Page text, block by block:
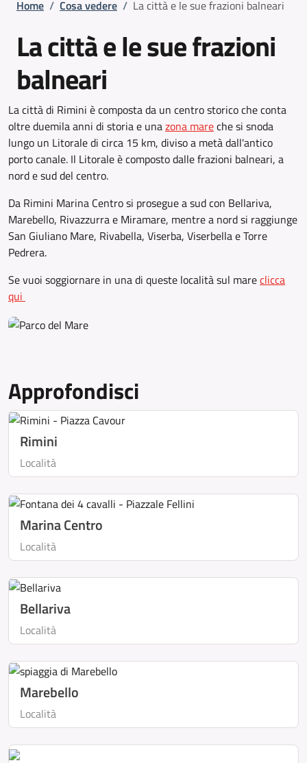
Home / Cosa vedere / La città e le sue frazioni balneari
La città e le sue frazioni
balneari
La città di Rimini è composta da un centro storico che conta
oltre duemila anni di storia e unazona mareche si snoda
lungo un Litorale di circa 15 km, diviso a metà dall'antico
porto canale. Il Litorale è composto dalle frazioni balneari, a
nord e sud del centro.
Da Rimini Marina Centro si prosegue a sud con Bellariva,
Marebello, Rivazzurra e Miramare, mentre a nord si raggiunge
San Giuliano Mare, Rivabella, Viserba, Viserbella e Torre
Pedrera.
Se vuoi soggiornare in una di queste località sul mareclicca
qui
Approfondisci
Rimini
Località
Marina Centro
Località
Bellariva
Località
Marebello
Località